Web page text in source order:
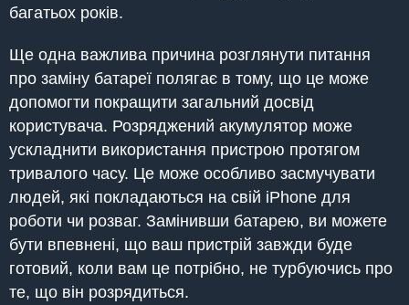
багатьох років.
Ще одна важлива причина розглянути питання
про заміну батареї полягає в тому, що це може
допомогти покращити загальний досвід
користувача. Розряджений акумулятор може
ускладнити використання пристрою протягом
тривалого часу. Це може особливо засмучувати
людей, які покладаються на свій iPhone для
роботи чи розваг. Замінивши батарею, ви можете
бути впевнені, що ваш пристрій завжди буде
готовий, коли вам це потрібно, не турбуючись про
те, що він розрядиться.